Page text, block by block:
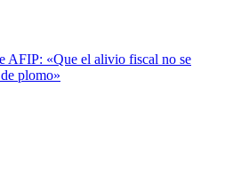
AFIP: «Que el alivio fiscal no se
plomo»